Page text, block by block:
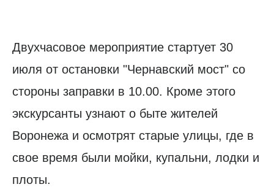
Двухчасовое мероприятие стартует 30
июля от остановки "Чернавский мост" со
стороны заправки в 10.00. Кроме этого
экскурсанты узнают о быте жителей
Воронежа и осмотрят старые улицы, где в
свое время были мойки, купальни, лодки и
плоты.